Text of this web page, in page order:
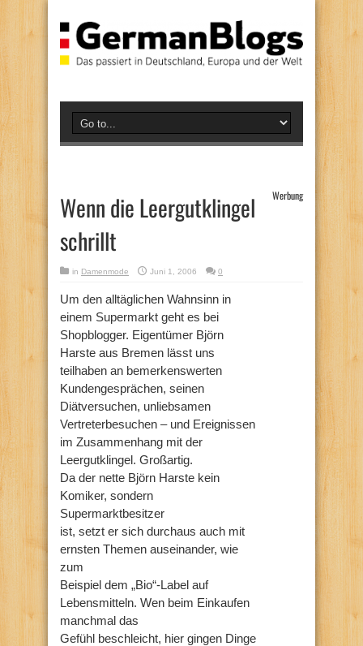
Wenn die Leergutklingel
schrillt
Werbung
in Damenmode Juni 1, 2006 0
Um den alltäglichen Wahnsinn in
einem Supermarkt geht es bei
Shopblogger. Eigentümer Björn
Harste aus Bremen lässt uns
teilhaben an bemerkenswerten
Kundengesprächen, seinen
Diätversuchen, unliebsamen
Vertreterbesuchen – und Ereignissen
im Zusammenhang mit der
Leergutklingel. Großartig.
Da der nette Björn Harste kein
Komiker, sondern
Supermarktbesitzer
ist, setzt er sich durchaus auch mit
ernsten Themen auseinander, wie
zum
Beispiel dem „Bio“-Label auf
Lebensmitteln. Wen beim Einkaufen
manchmal das
Gefühl beschleicht, hier gingen Dinge